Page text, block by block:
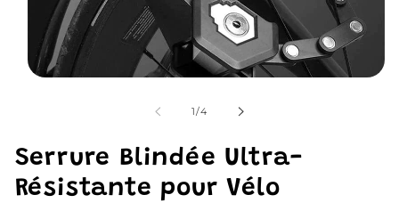
1/of
4
Serrure Blindée Ultra-
Résistante pour Vélo